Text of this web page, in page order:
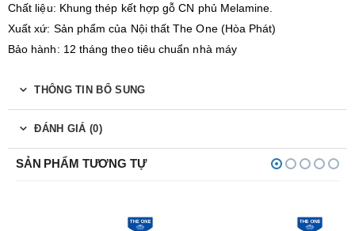
Chất liệu: Khung thép kết hợp gỗ CN phủ Melamine.
Xuất xứ: Sản phẩm của Nội thất The One (Hòa Phát)
Bảo hành: 12 tháng theo tiêu chuẩn nhà máy
THÔNG TIN BỔ SUNG
ĐÁNH GIÁ (0)
SẢN PHẨM TƯƠNG TỰ